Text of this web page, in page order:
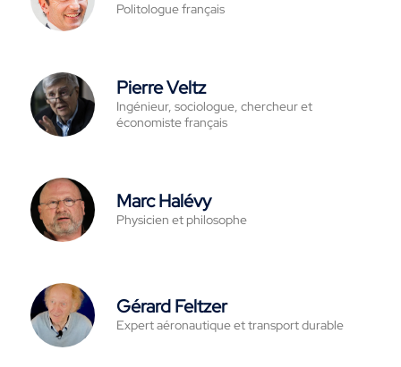
Politologue français
Pierre Veltz
Ingénieur, sociologue, chercheur et
économiste français
Marc Halévy
Physicien et philosophe
Gérard Feltzer
Expert aéronautique et transport durable